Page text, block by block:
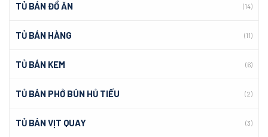
TỦ BÁN ĐỒ ĂN (14)
TỦ BÁN HÀNG (11)
TỦ BÁN KEM (6)
TỦ BÁN PHỞ BÚN HỦ TIẾU (2)
TỦ BÁN VỊT QUAY (3)